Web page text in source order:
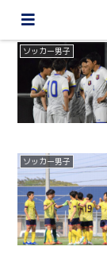
ソッカー男子
ソッカー男子